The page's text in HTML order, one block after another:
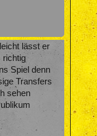
lässt er
richtig
Spiel denn
Transfers
sehen